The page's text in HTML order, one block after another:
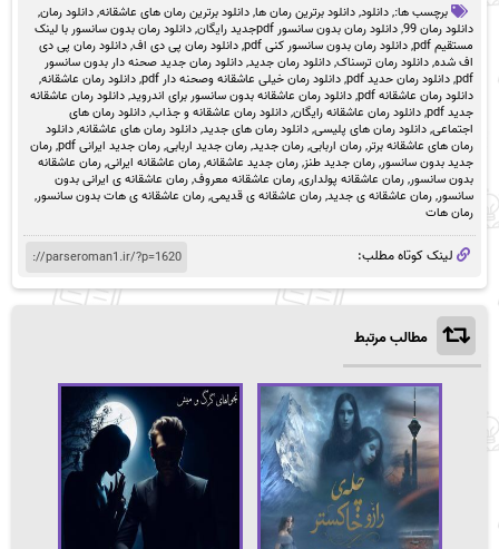
برچسب ها:,دانلود,دانلود برترین رمان ها,دانلود برترین رمان های عاشقانه,دانلود رمان,
دانلود رمان 99
,دانلود رمان بدون سانسور pdfجدید رایگان ,دانلود رمان بدون سانسور با لینک
مستقیم pdf
,دانلود رمان بدون سانسور کنی pdf ,دانلود رمان پی دی اف,دانلود رمان پی دی
اف شده,دانلود رمان ترسناک,دانلود رمان جدید,دانلود رمان جدید صحنه دار بدون سانسور
pdf
,دانلود رمان حدید pdf ,دانلود رمان خیلی عاشقانه وصحنه دار pdf ,دانلود رمان عاشقانه,
دانلود رمان عاشقانه pdf
,دانلود رمان عاشقانه بدون سانسور برای اندروید,دانلود رمان عاشقانه
جدید pdf
,دانلود رمان عاشقانه رایگان,دانلود رمان عاشقانه و جذاب,دانلود رمان های
اجتماعی,دانلود رمان های پلیسی,دانلود رمان های جدید,دانلود رمان های عاشقانه,دانلود
رمان های عاشقانه برتر,رمان اربابی,رمان جدید,رمان جدید اربابی,رمان جدید ایرانی pdf ,رمان
جدید بدون سانسور,رمان جدید طنز,رمان جدید عاشقانه,رمان عاشقانه ایرانی,رمان عاشقانه
بدون سانسور,رمان عاشقانه پولداری,رمان عاشقانه معروف,رمان عاشقانه ی ایرانی بدون
سانسور,رمان عاشقانه ی جدید,رمان عاشقانه ی قدیمی,رمان عاشقانه ی هات بدون سانسور,
رمان هات
لینک کوتاه مطلب:
مطالب مرتبط